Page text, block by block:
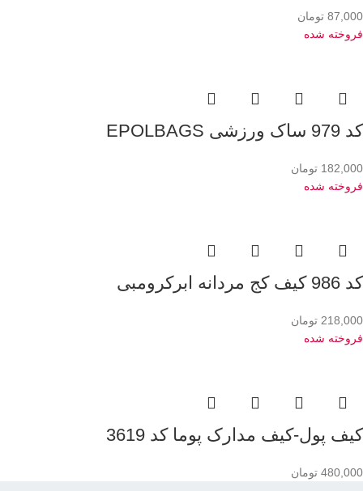
87,000 تومان
فروخته شده
کد 979 ساک ورزشی EPOLBAGS
182,000 تومان
فروخته شده
کد 986 کیف کج مردانه ابرکرومبی
218,000 تومان
فروخته شده
کیف پول-کیف مدارک پوما کد 3619
480,000 تومان